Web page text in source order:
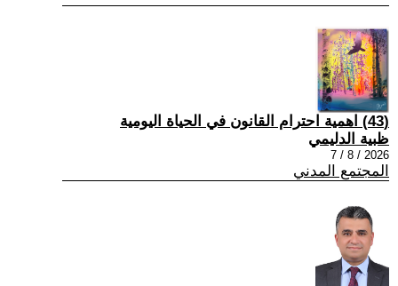
(43) اهمية احترام القانون في الحياة اليومية
ظبية الدليمي
2026 / 8 / 7
المجتمع المدني